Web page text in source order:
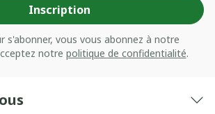
Inscription
s'abonner, vous vous abonnez à notre
notre politique de confidentialité.